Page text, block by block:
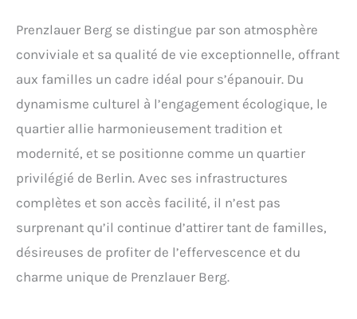
Prenzlauer Berg se distingue par son atmosphère
conviviale et sa qualité de vie exceptionnelle, offrant
aux familles un cadre idéal pour s’épanouir. Du
dynamisme culturel à l’engagement écologique, le
quartier allie harmonieusement tradition et
modernité, et se positionne comme un quartier
privilégié de Berlin. Avec ses infrastructures
complètes et son accès facilité, il n’est pas
surprenant qu’il continue d’attirer tant de familles,
désireuses de profiter de l’effervescence et du
charme unique de Prenzlauer Berg.